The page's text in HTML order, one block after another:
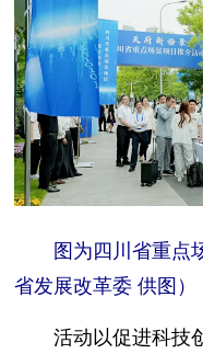
图为四川省重点
省发展改革委 供图）
活动以促进科技